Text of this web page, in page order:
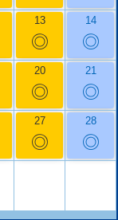
13
◎
14
◎
20
◎
21
◎
27
◎
28
◎